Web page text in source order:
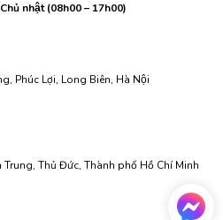
nhật (08h00 – 17h00)
Phúc Lợi, Long Biên, Hà Nội
Thủ Đức, Thành phố Hồ Chí Minh